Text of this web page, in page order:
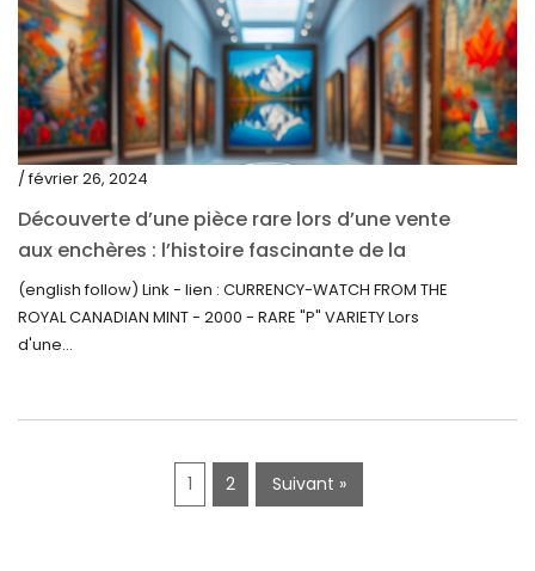
mai 2020
mars 2020
février 2020
décembre 2019
octobre 2019
septembre 2019
juin 2019
avril 2019
/ février 26, 2024
Découverte d’une pièce rare lors d’une vente
aux enchères : l’histoire fascinante de la
Monnaie-Montre de la Monnaie Royale du
Canada (2000) Rare Variété « P »
(english follow) Link - lien : CURRENCY-WATCH FROM THE
ROYAL CANADIAN MINT - 2000 - RARE "P" VARIETY Lors
d'une...
1 2 Suivant »